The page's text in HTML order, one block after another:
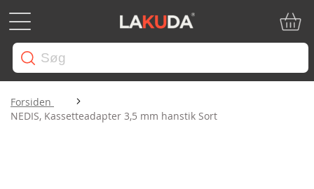
Forsiden
NEDIS, Kassetteadapter 3,5 mm hanstik Sort